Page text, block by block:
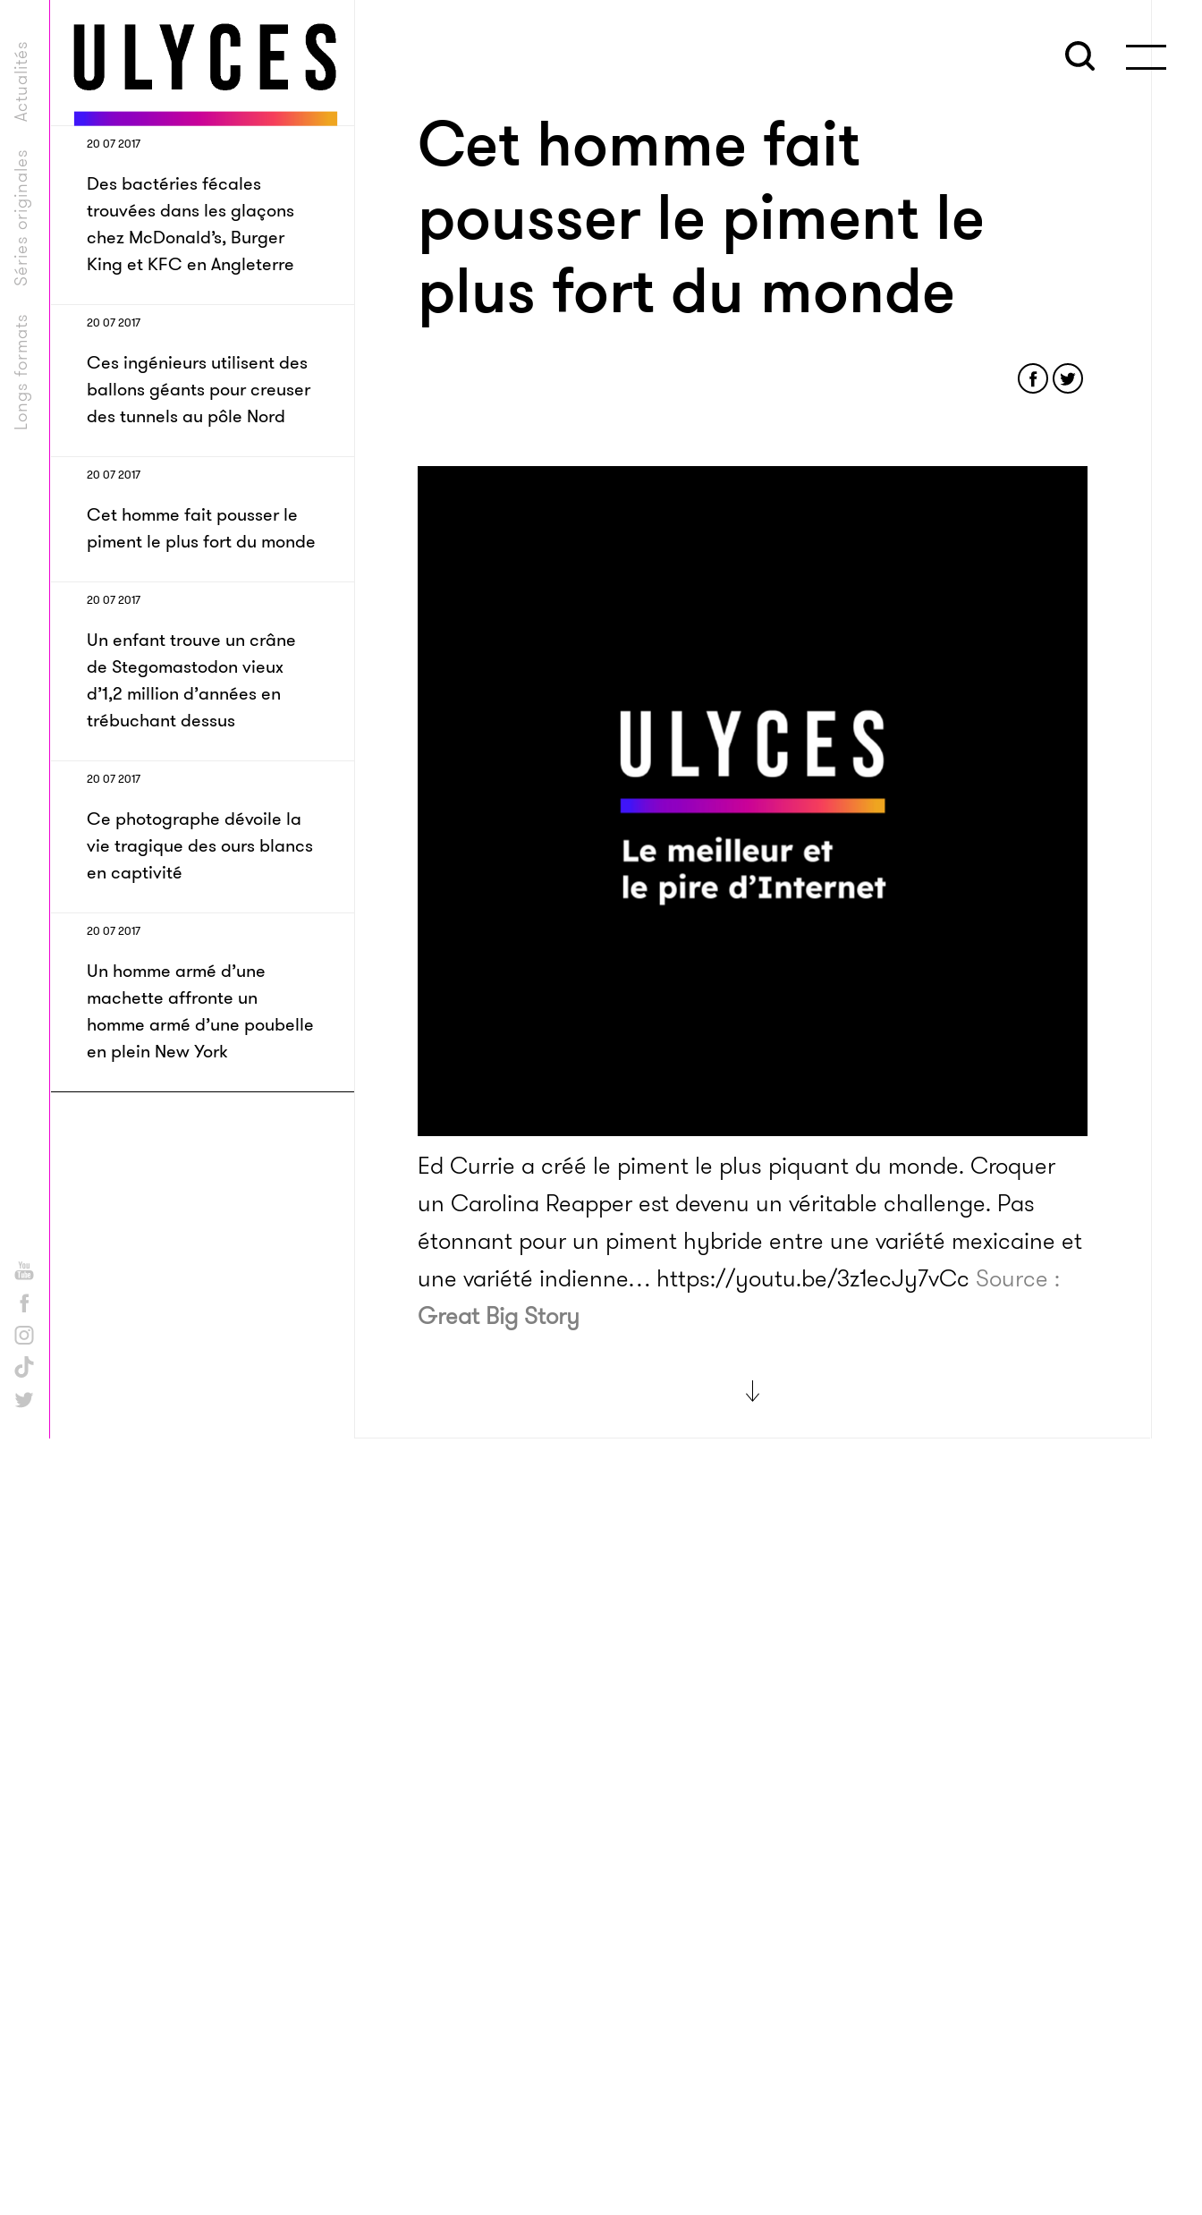
Longs formats
Séries originales
Actualités
20 07 2017
Des bactéries fécales
trouvées dans les glaçons
chez McDonald’s, Burger
King et KFC en Angleterre
20 07 2017
Ces ingénieurs utilisent des
ballons géants pour creuser
des tunnels au pôle Nord
20 07 2017
Cet homme fait pousser le
piment le plus fort du monde
20 07 2017
Un enfant trouve un crâne
de Stegomastodon vieux
d’1,2 million d’années en
trébuchant dessus
20 07 2017
Ce photographe dévoile la
vie tragique des ours blancs
en captivité
20 07 2017
Un homme armé d’une
machette affronte un
homme armé d’une poubelle
en plein New York
Cet homme fait
pousser le piment le
plus fort du monde
Ed Currie a créé le piment le plus piquant du monde. Croquer
un Carolina Reapper est devenu un véritable challenge. Pas
étonnant pour un piment hybride entre une variété mexicaine et
une variété indienne… https://youtu.be/3z1ecJy7vCc Source :
Great Big Story